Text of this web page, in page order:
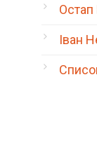
Іван